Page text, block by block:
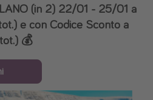
(in 2) 22/01 - 25/01 a
e con Codice Sconto a
💰